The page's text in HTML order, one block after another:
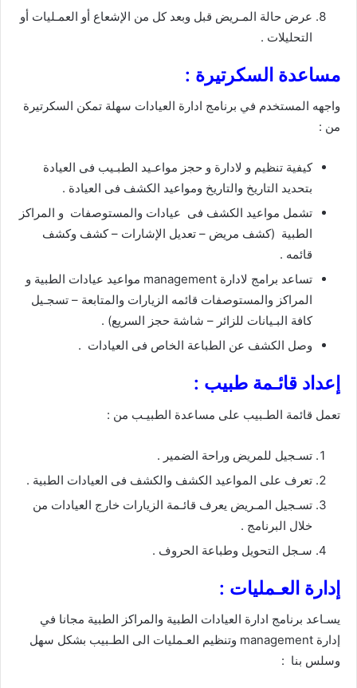
عرض حالة المـريض قبل وبعد كل من الإشعاع أو العمـليات أو
التحليلات .
مساعدة السكرتيرة :
واجهه المستخدم في برنامج ادارة العيادات سهلة تمكن السكرتيرة
من :
كيفية تنظيم و لادارة و حجز مواعـيد الطبـيب فى العيادة
بتحديد التاريخ والتاريخ ومواعيد الكشف فى العيادة .
تشمل مواعيد الكشف فى عيادات والمستوصفات و المراكز
الطبية (كشف مريض – تعديل الإشارات – كشف وكشف
قائمه .
تساعد برامج لادارة management مواعيد عيادات الطبية و
المراكز والمستوصفات قائمه الزيارات والمتابعة – تسجـيل
كافة البـيانات للزائر – شاشة حجز السريع) .
وصل الكشف عن الطباعة الخاص فى العيادات .
إعداد قائـمة طبيب :
تعمل قائمة الطـبيب على مساعدة الطبيـب من :
تسـجيل للمريض وراحة الضمير .
تعرف على المواعيد الكشف والكشف فى العيادات الطبية .
تسـجيل المـريض يعرف قائـمة الزيارات خارج العيادات من
خلال البرنامج .
سـجل التحويل وطباعة الحروف .
إدارة العـمليات :
يسـاعد برنامج ادارة العيادات الطبية والمراكز الطبية مجانا في
إدارة management وتنظيم العـمليات الى الطـبيب بشكل سهل
وسلس بنا :